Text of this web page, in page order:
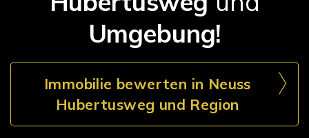
Umgebung!
Immobilie bewerten in Neuss
Hubertusweg und Region